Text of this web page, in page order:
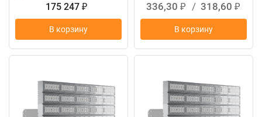
175 247 ₽
В корзину
336,30 ₽ / 318,60 ₽
В корзину